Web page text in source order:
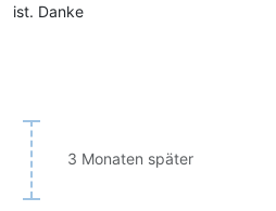
ist. Danke
3 Monaten später